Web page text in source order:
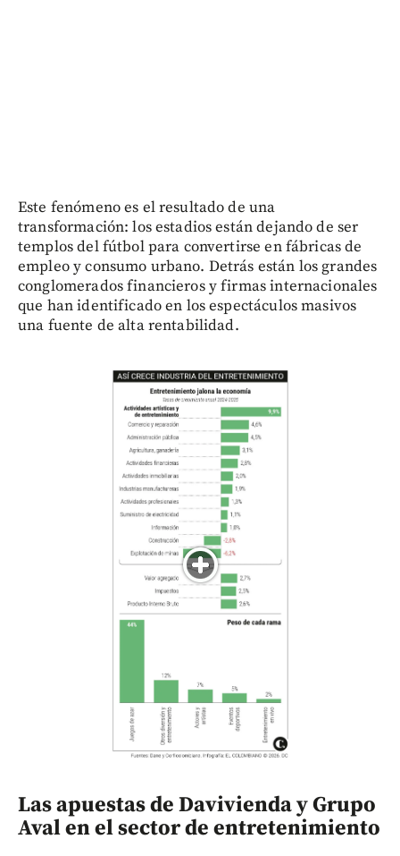
Este fenómeno es el resultado de una
transformación: los estadios están dejando de ser
templos del fútbol para convertirse en fábricas de
empleo y consumo urbano. Detrás están los grandes
conglomerados financieros y firmas internacionales
que han identificado en los espectáculos masivos
una fuente de alta rentabilidad.
Las apuestas de Davivienda y Grupo
Aval en el sector de entretenimiento